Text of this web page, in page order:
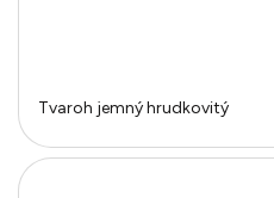
Tvaroh jemný hrudkovitý